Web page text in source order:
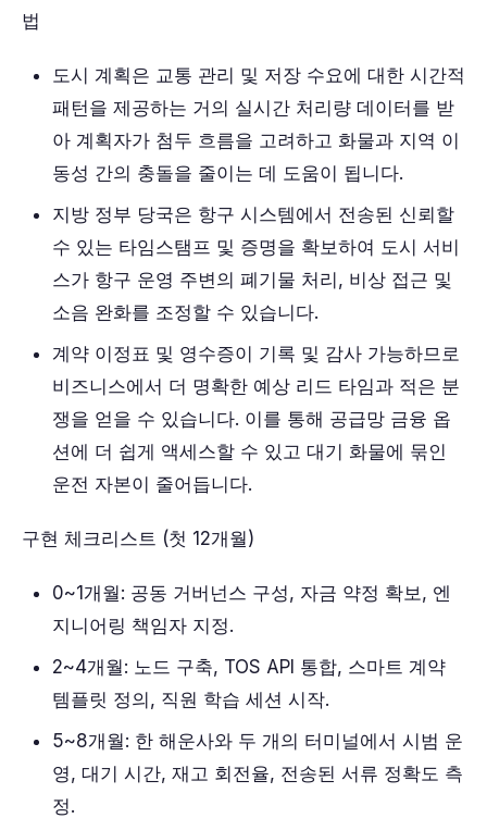
법
도시 계획은 교통 관리 및 저장 수요에 대한 시간적
패턴을 제공하는 거의 실시간 처리량 데이터를 받
아 계획자가 첨두 흐름을 고려하고 화물과 지역 이
동성 간의 충돌을 줄이는 데 도움이 됩니다.
지방 정부 당국은 항구 시스템에서 전송된 신뢰할
수 있는 타임스탬프 및 증명을 확보하여 도시 서비
스가 항구 운영 주변의 폐기물 처리, 비상 접근 및
소음 완화를 조정할 수 있습니다.
계약 이정표 및 영수증이 기록 및 감사 가능하므로
비즈니스에서 더 명확한 예상 리드 타임과 적은 분
쟁을 얻을 수 있습니다. 이를 통해 공급망 금융 옵
션에 더 쉽게 액세스할 수 있고 대기 화물에 묶인
운전 자본이 줄어듭니다.
구현 체크리스트 (첫 12개월)
0~1개월: 공동 거버넌스 구성, 자금 약정 확보, 엔
지니어링 책임자 지정.
2~4개월: 노드 구축, TOS API 통합, 스마트 계약
템플릿 정의, 직원 학습 세션 시작.
5~8개월: 한 해운사와 두 개의 터미널에서 시범 운
영, 대기 시간, 재고 회전율, 전송된 서류 정확도 측
정.